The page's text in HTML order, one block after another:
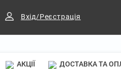
Вхід/Реєстрація
АКЦІЇ ДОСТАВКА ТА